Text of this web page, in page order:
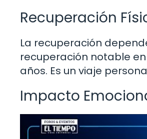
Recuperación
La recuperación
recuperación notable
años. Es un viaje
Impacto